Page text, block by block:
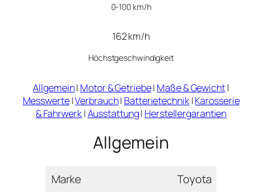
0-100 km/h
162 km/h
Höchstgeschwindigkeit
Allgemein| Motor & Getriebe| Maße & Gewicht|
Messwerte|Verbrauch| Batterietechnik|Karosserie
& Fahrwerk|Ausstattung| Herstellergarantien
Allgemein
Marke
Toyota